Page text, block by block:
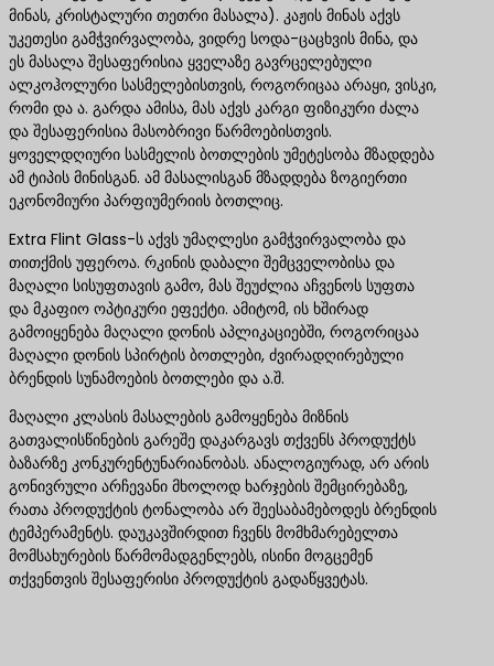
მინას, კრისტალური თეთრი მასალა). კაჟის მინას აქვს
უკეთესი გამჭვირვალობა, ვიდრე სოდა-ცაცხვის მინა, და
ეს მასალა შესაფერისია ყველაზე გავრცელებული
ალკოჰოლური სასმელებისთვის, როგორიცაა არაყი, ვისკი,
რომი და ა. გარდა ამისა, მას აქვს კარგი ფიზიკური ძალა
და შესაფერისია მასობრივი წარმოებისთვის.
ყოველდღიური სასმელის ბოთლების უმეტესობა მზადდება
ამ ტიპის მინისგან. ამ მასალისგან მზადდება ზოგიერთი
ეკონომიური პარფიუმერიის ბოთლიც.
Extra Flint Glass-ს აქვს უმაღლესი გამჭვირვალობა და
თითქმის უფეროა. რკინის დაბალი შემცველობისა და
მაღალი სისუფთავის გამო, მას შეუძლია აჩვენოს სუფთა
და მკაფიო ოპტიკური ეფექტი. ამიტომ, ის ხშირად
გამოიყენება მაღალი დონის აპლიკაციებში, როგორიცაა
მაღალი დონის სპირტის ბოთლები, ძვირადღირებული
ბრენდის სუნამოების ბოთლები და ა.შ.
მაღალი კლასის მასალების გამოყენება მიზნის
გათვალისწინების გარეშე დაკარგავს თქვენს პროდუქტს
ბაზარზე კონკურენტუნარიანობას. ანალოგიურად, არ არის
გონივრული არჩევანი მხოლოდ ხარჯების შემცირებაზე,
რათა პროდუქტის ტონალობა არ შეესაბამებოდეს ბრენდის
ტემპერამენტს. დაუკავშირდით ჩვენს მომხმარებელთა
მომსახურების წარმომადგენლებს, ისინი მოგცემენ
თქვენთვის შესაფერისი პროდუქტის გადაწყვეტას.